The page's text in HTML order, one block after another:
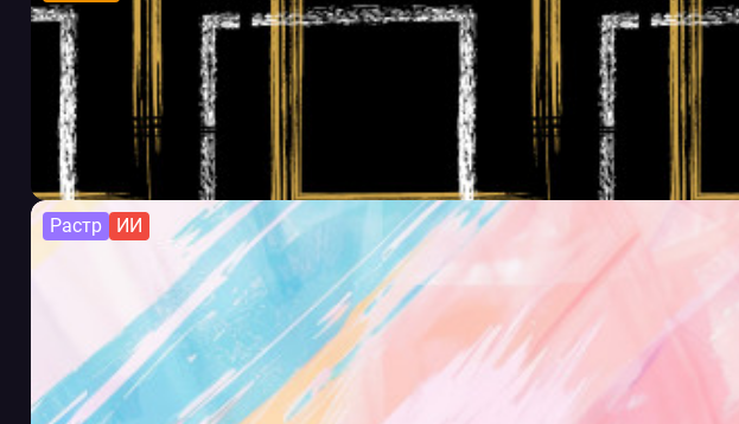
Растр ИИ